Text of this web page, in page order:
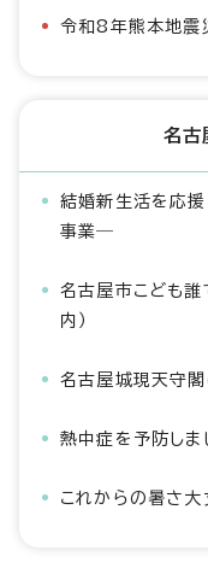
令和8年熊本地震
名古
結婚新生活を応
事業―
名古屋市こども誰
内）
名古屋城現天守
熱中症を予防しま
これからの暑さ大